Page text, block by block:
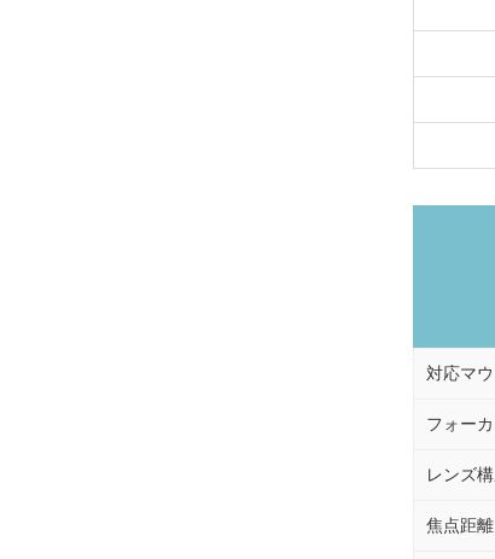
対応マウ
フォーカ
レンズ
焦点距離